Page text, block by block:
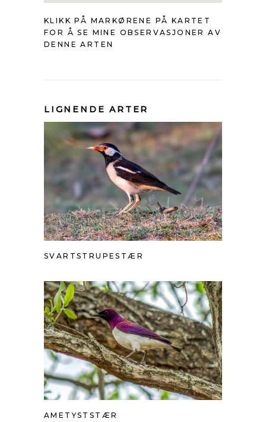
KLIKK PÅ MARKØRENE PÅ KARTET
FOR Å SE MINE OBSERVASJONER AV
DENNE ARTEN
LIGNENDE ARTER
SVARTSTRUPESTÆR
AMETYSTSTÆR